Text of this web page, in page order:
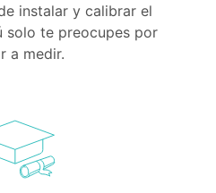
instalar y calibrar el
solo te preocupes por
a medir.